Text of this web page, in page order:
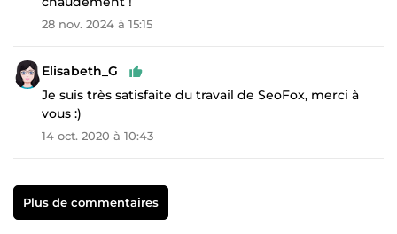
28 nov. 2024 à 15:15
Elisabeth_G
Je suis très satisfaite du travail de SeoFox, merci à
vous :)
14 oct. 2020 à 10:43
Plus de commentaires